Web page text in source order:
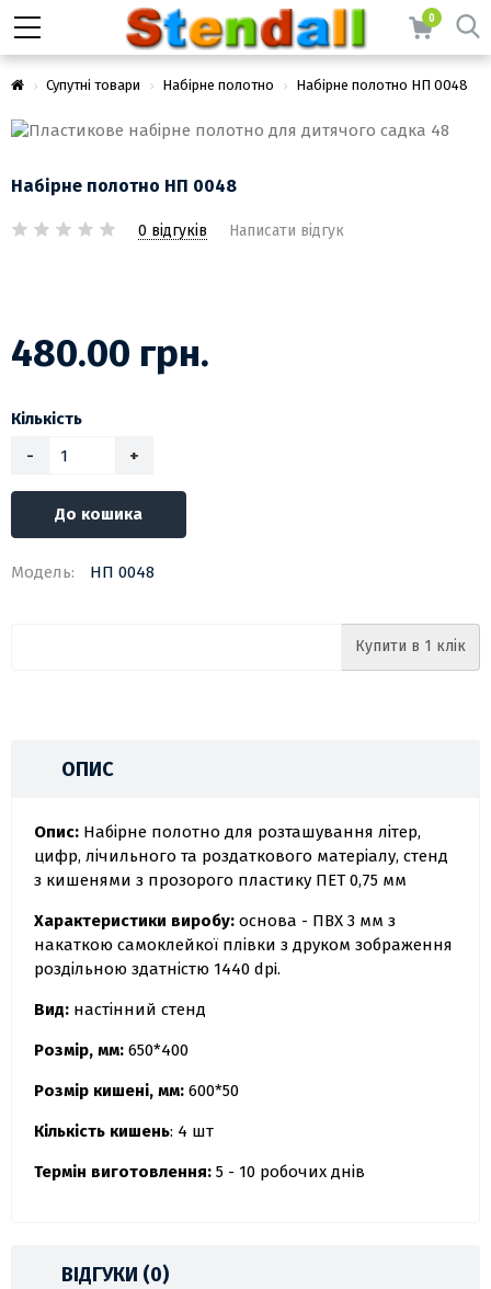
0
Супутні товари Набірне полотно Набірне полотно НП 0048
Набірне полотно НП 0048
0 відгуків Написати відгук
480.00 грн.
Кількість
-
+
До кошика
Модель: НП 0048
Купити в 1 клік
ОПИС
Опис: Набірне полотно для розташування літер,
цифр, лічильного та роздаткового матеріалу, стенд
з кишенями з прозорого пластику ПЕТ 0,75 мм
Характеристики виробу: основа - ПВХ 3 мм з
накаткою самоклейкої плівки з друком зображення
роздільною здатністю 1440 dpi.
Вид: настінний стенд
Розмір, мм: 650*400
Розмір кишені, мм: 600*50
Кількість кишень: 4 шт
Термін виготовлення: 5 - 10 робочих днів
ВІДГУКИ (0)